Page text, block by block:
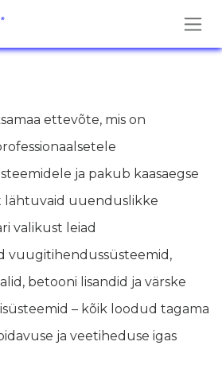
ettevõte, mis on
ja pakub kaasaegse
lähtuvaid uuenduslikke
valikust leiad
vuugitihendussüsteemid,
betooni lisandid ja värske
– kõik loodud tagama
ja veetiheduse igas